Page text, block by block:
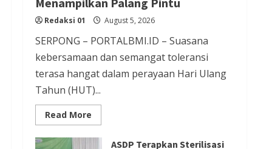
Redaksi 01 August 5, 2026
Berita Nasional
Berita Politik
Berita Terbaru
Presiden Prabowo Terima
Pimpinan MPR, Bahas Sidang
Tahunan MPR dan Pokok-Pokok
Haluan Negara
Redaksi 01 August 4, 2026
Redaksi 01 August 5, 2026
SERPONG – PORTALBMI.ID – Suasana
kebersamaan dan semangat toleransi
terasa hangat dalam perayaan Hari Ulang
Tahun (HUT)...
Read More
more
PGPTSASDP Terapkan Sterilisasi